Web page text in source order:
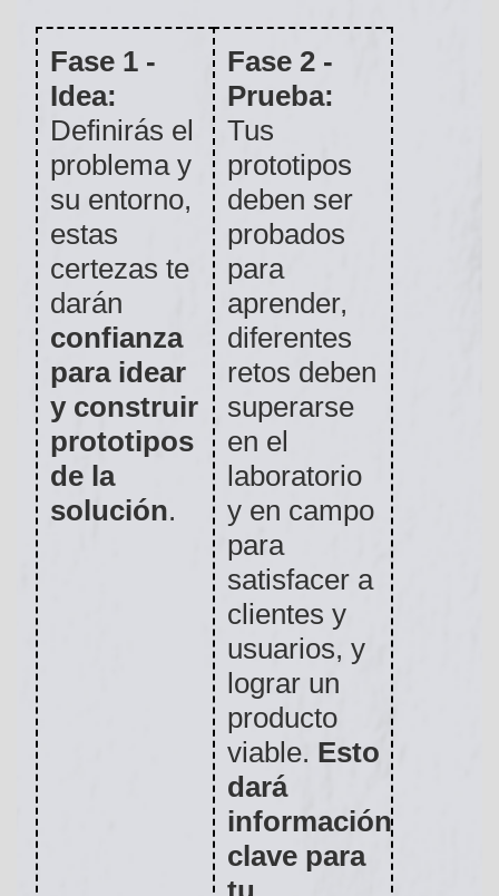
Fase 1 -
Idea:
Definirás el
problema y
su entorno,
estas
certezas te
darán
confianza
para idear
y construir
prototipos
de la
solución.
Fase 2 -
Prueba:
Tus
prototipos
deben ser
probados
para
aprender,
diferentes
retos deben
superarse
en el
laboratorio
y en campo
para
satisfacer a
clientes y
usuarios, y
lograr un
producto
viable. Esto
dará
información
clave para